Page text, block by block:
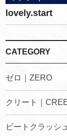
lovely.start
CATEGORY
ゼロ｜ZERO
クリート｜
ビートクラッシ